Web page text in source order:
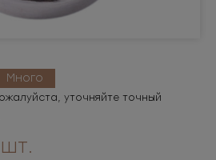
Много
уточняйте точный